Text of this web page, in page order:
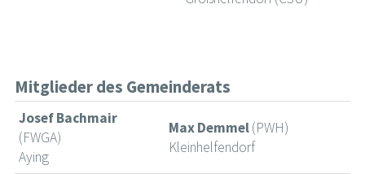
Mitglieder des Gemeinderats
Josef Bachmair
(FWGA)
Aying
Max Demmel(PWH)
Kleinhelfendorf